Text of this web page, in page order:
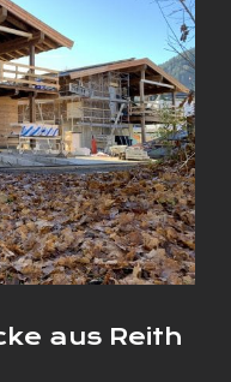
aus Reith